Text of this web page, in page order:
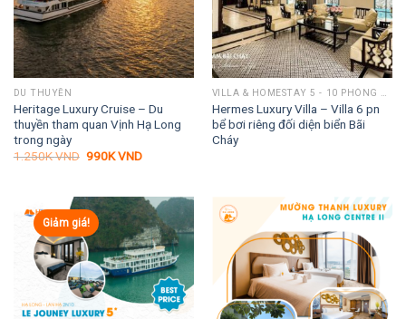
DU THUYỀN
Heritage Luxury Cruise – Du
thuyền tham quan Vịnh Hạ Long
trong ngày
1.250KVND Giá
990KVNDGiá
990K VND.
Hermes Luxury Villa – Villa 6 pn
bể bơi riêng đối diện biển Bãi
Cháy
Giảm giá!